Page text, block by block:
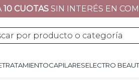
10 CUOTASSIN INTERÉS EN
producto o categoría
TRATAMIENTOCAPILARESELECTRO